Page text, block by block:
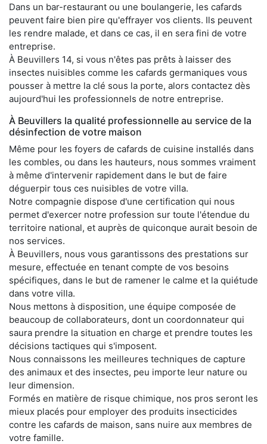
Dans un bar-restaurant ou une boulangerie, les cafards
peuvent faire bien pire qu'effrayer vos clients. Ils peuvent
les rendre malade, et dans ce cas, il en sera fini de votre
entreprise.
À Beuvillers 14, si vous n'êtes pas prêts à laisser des
insectes nuisibles comme les cafards germaniques vous
pousser à mettre la clé sous la porte, alors contactez dès
aujourd'hui les professionnels de notre entreprise.
À Beuvillers la qualité professionnelle au service de la
désinfection de votre maison
Même pour les foyers de cafards de cuisine installés dans
les combles, ou dans les hauteurs, nous sommes vraiment
à même d'intervenir rapidement dans le but de faire
déguerpir tous ces nuisibles de votre villa.
Notre compagnie dispose d'une certification qui nous
permet d'exercer notre profession sur toute l'étendue du
territoire national, et auprès de quiconque aurait besoin de
nos services.
À Beuvillers, nous vous garantissons des prestations sur
mesure, effectuée en tenant compte de vos besoins
spécifiques, dans le but de ramener le calme et la quiétude
dans votre villa.
Nous mettons à disposition, une équipe composée de
beaucoup de collaborateurs, dont un coordonnateur qui
saura prendre la situation en charge et prendre toutes les
décisions tactiques qui s'imposent.
Nous connaissons les meilleures techniques de capture
des animaux et des insectes, peu importe leur nature ou
leur dimension.
Formés en matière de risque chimique, nos pros seront les
mieux placés pour employer des produits insecticides
contre les cafards de maison, sans nuire aux membres de
votre famille.